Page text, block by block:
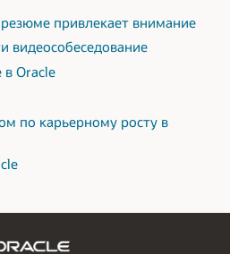
привлекает внимание
видеособеседование
Oracle
по карьерному росту в